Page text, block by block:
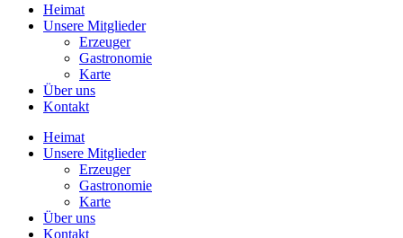
Heimat
Unsere Mitglieder
Erzeuger
Gastronomie
Karte
Über uns
Kontakt
Heimat
Unsere Mitglieder
Erzeuger
Gastronomie
Karte
Über uns
Kontakt